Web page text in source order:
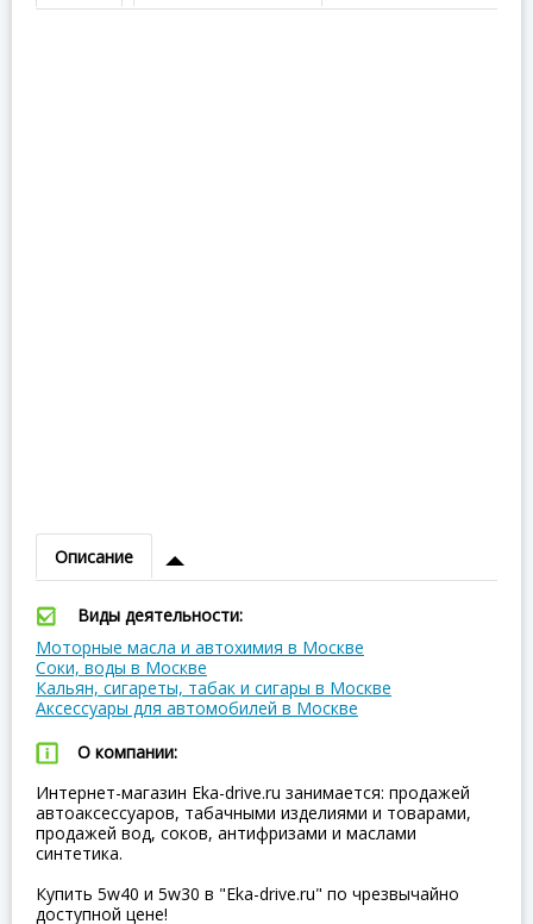
Описание
Виды деятельности:
Моторные масла и автохимия в Москве
Соки, воды в Москве
Кальян, сигареты, табак и сигары в Москве
Аксессуары для автомобилей в Москве
О компании:
Интернет-магазин Eka-drive.ru занимается: продажей
автоаксессуаров, табачными изделиями и товарами,
продажей вод, соков, антифризами и маслами
синтетика.
Купить 5w40 и 5w30 в "Eka-drive.ru" по чрезвычайно
доступной цене!